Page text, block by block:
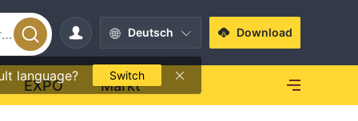
Deutsch
language? Switch
Download
EXPO Markt